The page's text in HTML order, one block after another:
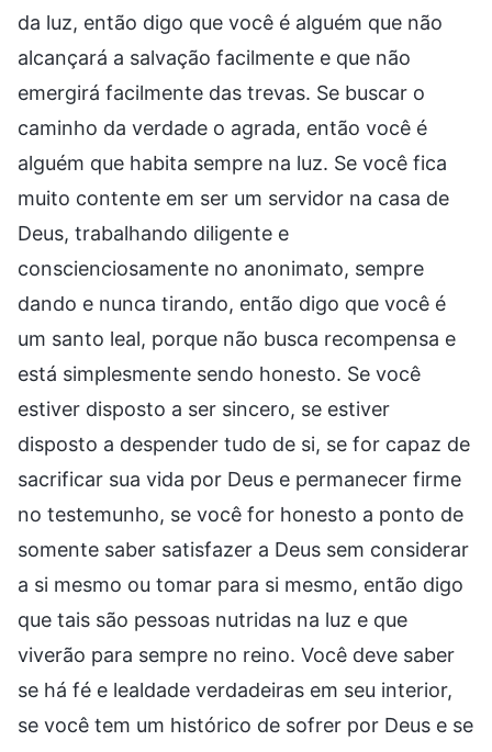
da luz, então digo que você é alguém que não
alcançará a salvação facilmente e que não
emergirá facilmente das trevas. Se buscar o
caminho da verdade o agrada, então você é
alguém que habita sempre na luz. Se você fica
muito contente em ser um servidor na casa de
Deus, trabalhando diligente e
conscienciosamente no anonimato, sempre
dando e nunca tirando, então digo que você é
um santo leal, porque não busca recompensa e
está simplesmente sendo honesto. Se você
estiver disposto a ser sincero, se estiver
disposto a despender tudo de si, se for capaz de
sacrificar sua vida por Deus e permanecer firme
no testemunho, se você for honesto a ponto de
somente saber satisfazer a Deus sem considerar
a si mesmo ou tomar para si mesmo, então digo
que tais são pessoas nutridas na luz e que
viverão para sempre no reino. Você deve saber
se há fé e lealdade verdadeiras em seu interior,
se você tem um histórico de sofrer por Deus e se